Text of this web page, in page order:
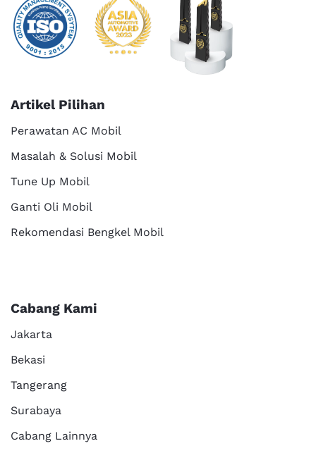
Artikel Pilihan
Perawatan AC Mobil
Masalah & Solusi Mobil
Tune Up Mobil
Ganti Oli Mobil
Rekomendasi Bengkel Mobil
Cabang Kami
Jakarta
Bekasi
Tangerang
Surabaya
Cabang Lainnya